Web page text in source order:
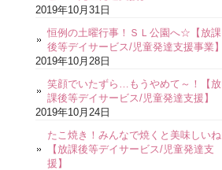
2019年10月31日
恒例の土曜行事！ＳＬ公園へ☆【放課
後等デイサービス/児童発達支援事業】
2019年10月28日
笑顔でいたずら…もうやめて～！【放
課後等デイサービス/児童発達支援】
2019年10月24日
たこ焼き！みんなで焼くと美味しいね
【放課後等デイサービス/児童発達支
援】